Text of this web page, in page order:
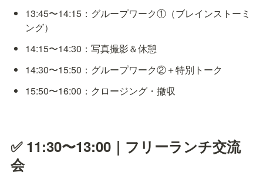
13:45〜14:15：グループワーク①（ブレインストーミ
ング）
14:15〜14:30：写真撮影＆休憩
14:30〜15:50：グループワーク②＋特別トーク
15:50〜16:00：クロージング・撤収
✅ 11:30〜13:00｜フリーランチ交流
会